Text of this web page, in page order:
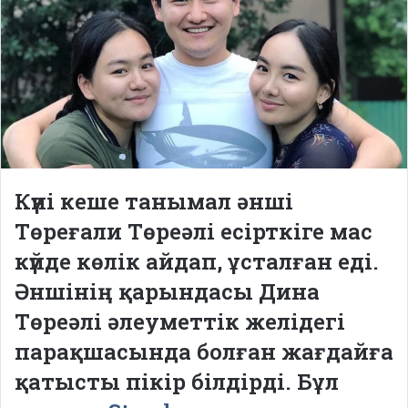
Күні кеше танымал әнші
Төреғали Төреәлі есірткіге мас
күйде көлік айдап, ұсталған еді.
Әншінің қарындасы Дина
Төреәлі әлеуметтік желідегі
парақшасында болған жағдайға
қатысты пікір білдірді. Бұл